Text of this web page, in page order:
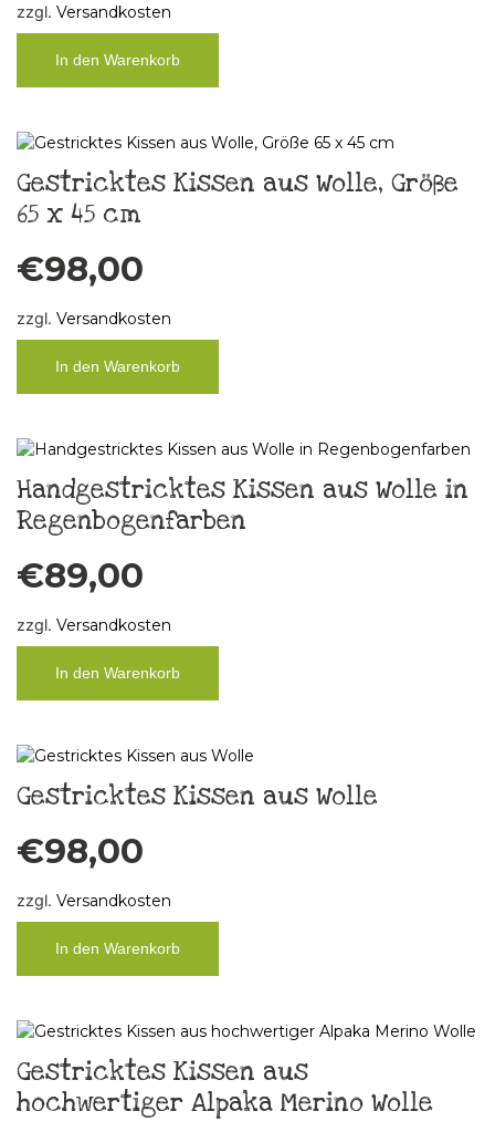
zzgl. Versandkosten
In den Warenkorb
Gestricktes Kissen aus Wolle, Größe
65 x 45 cm
€98,00
zzgl. Versandkosten
In den Warenkorb
Handgestricktes Kissen aus Wolle in
Regenbogenfarben
€89,00
zzgl. Versandkosten
In den Warenkorb
Gestricktes Kissen aus Wolle
€98,00
zzgl. Versandkosten
In den Warenkorb
Gestricktes Kissen aus
hochwertiger Alpaka Merino Wolle